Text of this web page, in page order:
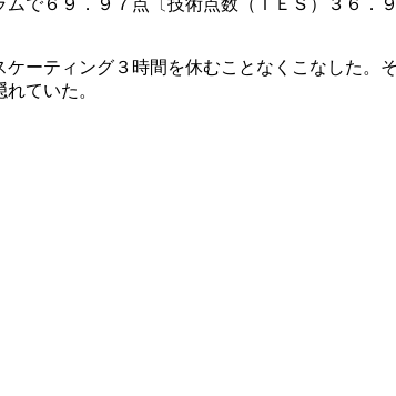
ーティング３時間を休むことなくこなした
ていた。